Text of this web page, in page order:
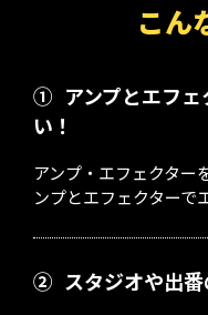
こん
① アンプとエフ
い！
アンプ・エフェクター
ンプとエフェクターで
② スタジオや出